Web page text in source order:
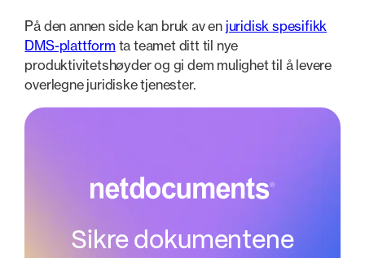
På den annen side kan bruk av en juridisk spesifikk
DMS-plattform ta teamet ditt til nye
produktivitetshøyder og gi dem mulighet til å levere
overlegne juridiske tjenester.
Sikre dokumentene